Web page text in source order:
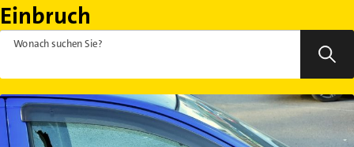
Einbruch
Wonach suchen Sie?